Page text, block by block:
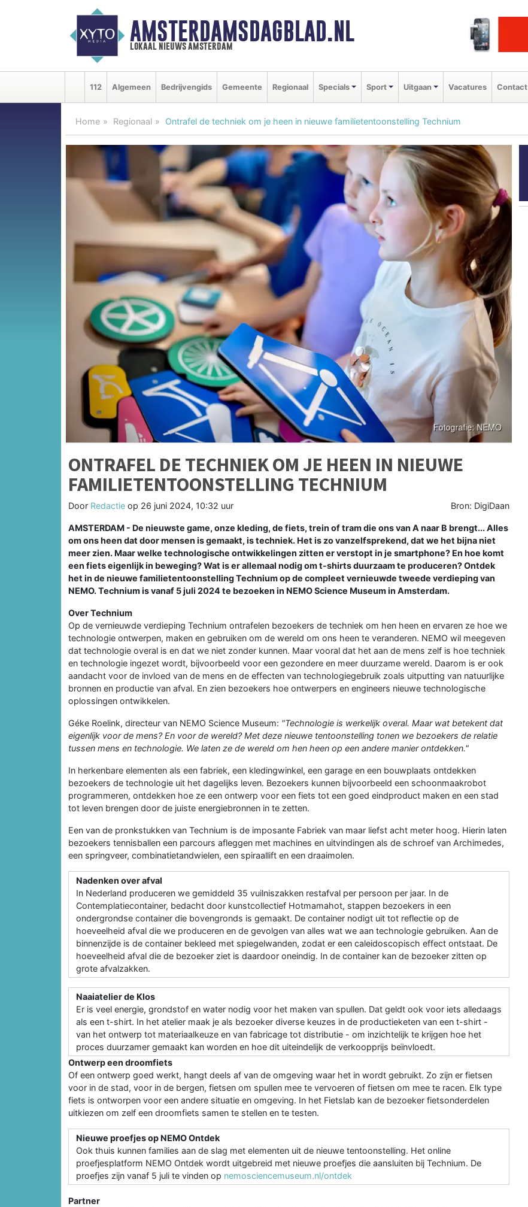
AMSTERDAMSDAGBLAD.NL
lokaal nieuws amsterdam
112 Algemeen Bedrijvengids Gemeente Regionaal Specials Sport Uitgaan Vacatures Contact
Home Regionaal Ontrafel de techniek om je heen in nieuwe familietentoonstelling Technium
ONTRAFEL DE TECHNIEK OM JE HEEN IN NIEUWE
FAMILIETENTOONSTELLING TECHNIUM
Door Redactie op 26 juni 2024, 10:32 uur Bron: DigiDaan
AMSTERDAM - De nieuwste game, onze kleding, de fiets, trein of tram die ons van A naar B brengt... Alles
om ons heen dat door mensen is gemaakt, is techniek. Het is zo vanzelfsprekend, dat we het bijna niet
meer zien. Maar welke technologische ontwikkelingen zitten er verstopt in je smartphone? En hoe komt
een fiets eigenlijk in beweging? Wat is er allemaal nodig om t-shirts duurzaam te produceren? Ontdek
het in de nieuwe familietentoonstelling Technium op de compleet vernieuwde tweede verdieping van
NEMO. Technium is vanaf 5 juli 2024 te bezoeken in NEMO Science Museum in Amsterdam.
Over Technium
Op de vernieuwde verdieping Technium ontrafelen bezoekers de techniek om hen heen en ervaren ze hoe we
technologie ontwerpen, maken en gebruiken om de wereld om ons heen te veranderen. NEMO wil meegeven
dat technologie overal is en dat we niet zonder kunnen. Maar vooral dat het aan de mens zelf is hoe techniek
en technologie ingezet wordt, bijvoorbeeld voor een gezondere en meer duurzame wereld. Daarom is er ook
aandacht voor de invloed van de mens en de effecten van technologiegebruik zoals uitputting van natuurlijke
bronnen en productie van afval. En zien bezoekers hoe ontwerpers en engineers nieuwe technologische
oplossingen ontwikkelen.
Géke Roelink, directeur van NEMO Science Museum: "Technologie is werkelijk overal. Maar wat betekent dat
eigenlijk voor de mens? En voor de wereld? Met deze nieuwe tentoonstelling tonen we bezoekers de relatie
tussen mens en technologie. We laten ze de wereld om hen heen op een andere manier ontdekken."
In herkenbare elementen als een fabriek, een kledingwinkel, een garage en een bouwplaats ontdekken
bezoekers de technologie uit het dagelijks leven. Bezoekers kunnen bijvoorbeeld een schoonmaakrobot
programmeren, ontdekken hoe ze een ontwerp voor een fiets tot een goed eindproduct maken en een stad
tot leven brengen door de juiste energiebronnen in te zetten.
Een van de pronkstukken van Technium is de imposante Fabriek van maar liefst acht meter hoog. Hierin laten
bezoekers tennisballen een parcours afleggen met machines en uitvindingen als de schroef van Archimedes,
een springveer, combinatietandwielen, een spiraallift en een draaimolen.
Nadenken over afval
In Nederland produceren we gemiddeld 35 vuilniszakken restafval per persoon per jaar. In de
Contemplatiecontainer, bedacht door kunstcollectief Hotmamahot, stappen bezoekers in een
ondergrondse container die bovengronds is gemaakt. De container nodigt uit tot reflectie op de
hoeveelheid afval die we produceren en de gevolgen van alles wat we aan technologie gebruiken. Aan de
binnenzijde is de container bekleed met spiegelwanden, zodat er een caleidoscopisch effect ontstaat. De
hoeveelheid afval die de bezoeker ziet is daardoor oneindig. In de container kan de bezoeker zitten op
grote afvalzakken.
Naaiatelier de Klos
Er is veel energie, grondstof en water nodig voor het maken van spullen. Dat geldt ook voor iets alledaags
als een t-shirt. In het atelier maak je als bezoeker diverse keuzes in de productieketen van een t-shirt -
van het ontwerp tot materiaalkeuze en van fabricage tot distributie - om inzichtelijk te krijgen hoe het
proces duurzamer gemaakt kan worden en hoe dit uiteindelijk de verkoopprijs beïnvloedt.
Ontwerp een droomfiets
Of een ontwerp goed werkt, hangt deels af van de omgeving waar het in wordt gebruikt. Zo zijn er fietsen
voor in de stad, voor in de bergen, fietsen om spullen mee te vervoeren of fietsen om mee te racen. Elk type
fiets is ontworpen voor een andere situatie en omgeving. In het Fietslab kan de bezoeker fietsonderdelen
uitkiezen om zelf een droomfiets samen te stellen en te testen.
Nieuwe proefjes op NEMO Ontdek
Ook thuis kunnen families aan de slag met elementen uit de nieuwe tentoonstelling. Het online
proefjesplatform NEMO Ontdek wordt uitgebreid met nieuwe proefjes die aansluiten bij Technium. De
proefjes zijn vanaf 5 juli te vinden op nemosciencemuseum.nl/ontdek
Partner